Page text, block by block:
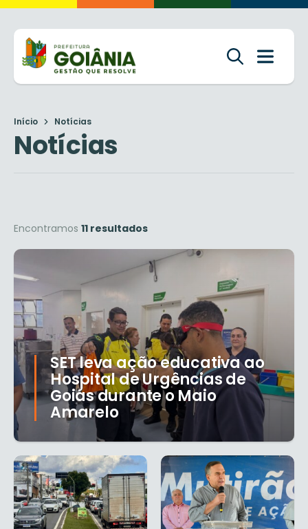
Início Notícias
Notícias
Encontramos 11 resultados
SET leva ação educativa ao
Hospital de Urgências de
Goiás durante o Maio
Amarelo